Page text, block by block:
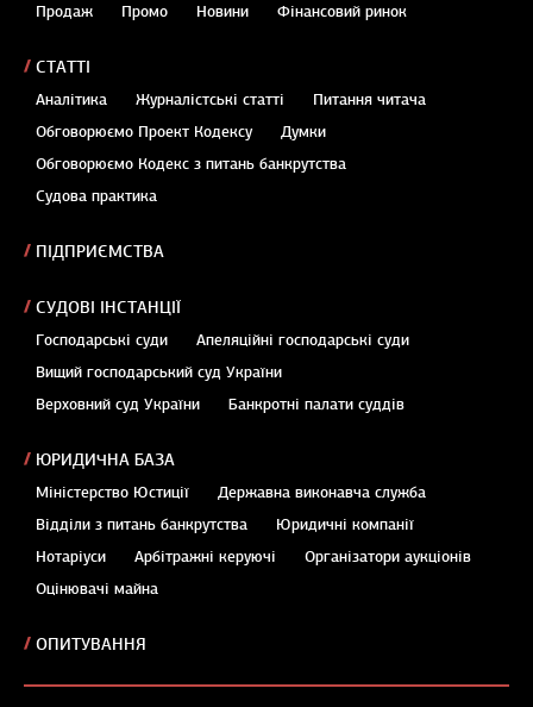
Продаж
Промо Новини Фінансовий ринок
СТАТТІ
Аналітика Журналістські статті
Питання читача
Обговорюємо Проект Кодексу
Думки
Обговорюємо Кодекс з питань банкрутства
Судова практика
ПІДПРИЄМСТВА
СУДОВІ ІНСТАНЦІЇ
Господарські суди
Апеляційні господарські суди
Вищий господарський суд України
Верховний суд України
Банкротні палати суддів
ЮРИДИЧНА БАЗА
Міністерство Юстиції
Державна виконавча служба
Відділи з питань банкрутства
Юридичні компанії
Нотаріуси
Арбітражні керуючі
Організатори аукціонів
Оцінювачі майна
ОПИТУВАННЯ